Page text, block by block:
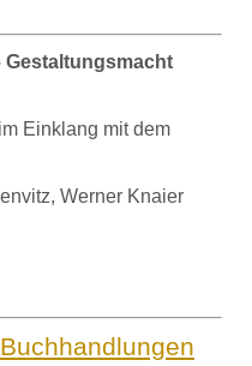
Gestaltungsmacht
Einklang mit dem
Werner Knaier